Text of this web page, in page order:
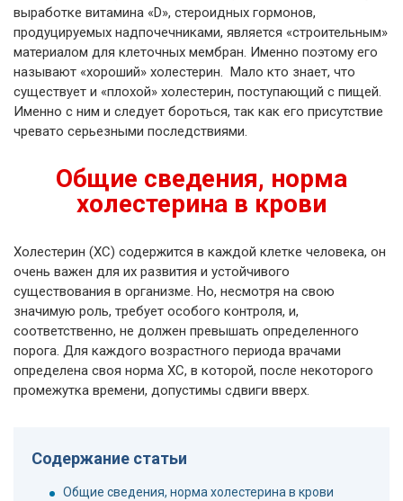
выработке витамина «D», стероидных гормонов,
продуцируемых надпочечниками, является «строительным»
материалом для клеточных мембран. Именно поэтому его
называют «хороший» холестерин. Мало кто знает, что
существует и «плохой» холестерин, поступающий с пищей.
Именно с ним и следует бороться, так как его присутствие
чревато серьезными последствиями.
Общие сведения, норма
холестерина в крови
Холестерин (ХС) содержится в каждой клетке человека, он
очень важен для их развития и устойчивого
существования в организме. Но, несмотря на свою
значимую роль, требует особого контроля, и,
соответственно, не должен превышать определенного
порога. Для каждого возрастного периода врачами
определена своя норма ХС, в которой, после некоторого
промежутка времени, допустимы сдвиги вверх.
Содержание статьи
Общие сведения, норма холестерина в крови